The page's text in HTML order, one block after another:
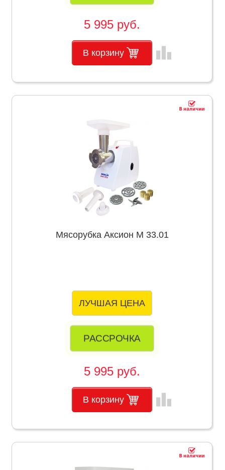
5 995 руб.
В корзину leaderboard
Мясорубка Аксион М 33.01
ЛУЧШАЯ ЦЕНА
РАССРОЧКА
5 995 руб.
В корзину leaderboard